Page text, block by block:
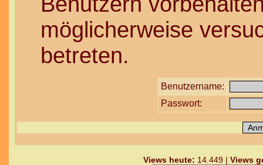
möglicherweise
betreten.
Benutzername:
Passwort:
Views heute: 14.449 | Views